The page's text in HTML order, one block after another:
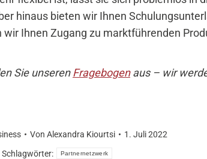
hinaus bieten wir Ihnen
Ihnen Zugang zu marktführenden
Sie unserenFragebogenaus – wir
Von Alexandra Kiourtsi
1. Juli 2022
Schlagwörter:
Partnernetzwerk